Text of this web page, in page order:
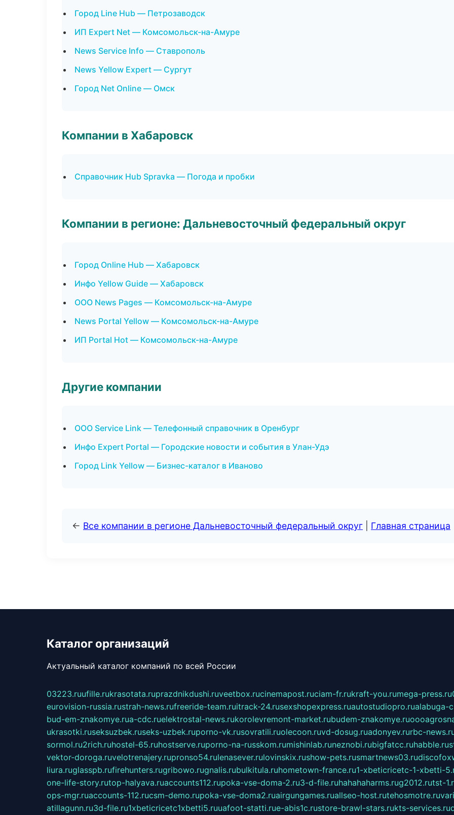
Город Line Hub — Петрозаводск
ИП Expert Net — Комсомольск-на-Амуре
News Service Info — Ставрополь
News Yellow Expert — Сургут
Город Net Online — Омск
Компании в Хабаровск
Справочник Hub Spravka — Погода и пробки
Компании в регионе: Дальневосточный федеральный округ
Город Online Hub — Хабаровск
Инфо Yellow Guide — Хабаровск
ООО News Pages — Комсомольск-на-Амуре
News Portal Yellow — Комсомольск-на-Амуре
ИП Portal Hot — Комсомольск-на-Амуре
Другие компании
ООО Service Link — Телефонный справочник в Оренбург
Инфо Expert Portal — Городские новости и события в Улан-Удэ
Город Link Yellow — Бизнес-каталог в Иваново
← Все компании в регионе Дальневосточный федеральный округ Главная страница
Каталог организаций
Актуальный каталог компаний по всей России
03223.ruufille.rukrasotata.ruprazdnikdushi.ruveetbox.rucinemapost.ruciam-fr.rukraft-you.rumega-press.ru
eurovision-russia.rustrah-news.rufreeride-team.ruitrack-24.rusexshopexpress.ruautostudiopro.rualabuga-
bud-em-znakomye.rua-cdc.ruelektrostal-news.rukorolevremont-market.rubudem-znakomye.ru
ukrasotki.ruseksuzbek.ruseks-uzbek.ruporno-vk.rusovratili.ruolecoon.ruvd-dosug.ruadonyev.rurbc-
sormol.ru2rich.ruhostel-65.ruhostserve.ruporno-na-russkom.rumishinlab.runeznobi.rubigfatcc.ruhabble.ru
vektor-doroga.ruvelotrenajery.rupronso54.rulenasever.rulovinskix.rushow-pets.rusmartnews03.ru
liura.ruglasspb.rufirehunters.rugribowo.rugnalis.rubulkitula.ruhometown-france.ru1-xbeticricetc-1-xbetti-
one-life-story.rutop-halyava.ruaccounts112.rupoka-vse-doma-2.ru3-d-file.ruhahahaharms.rug2012.rutst-
ops-mgr.ruaccounts-112.rucsm-demo.rupoka-vse-doma2.ruairgungames.ruallseo-host.rutehosmotre.ru
atillagunn.ru3d-file.ru1xbeticricetc1xbetti5.ruuafoot-statti.rue-abis1c.rustore-brawl-stars.rukts-services.ru